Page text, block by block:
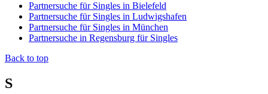
Partnersuche für Singles in Bielefeld
Partnersuche für Singles in Ludwigshafen
Partnersuche für Singles in München
Partnersuche in Regensburg für Singles
Back to top
S